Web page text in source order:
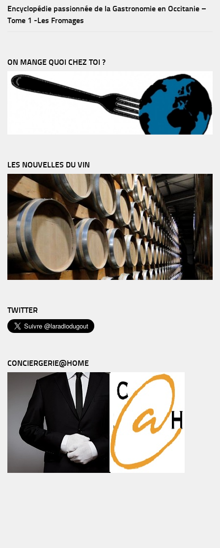
Encyclopédie passionnée de la Gastronomie en Occitanie –
Tome 1 -Les Fromages
ON MANGE QUOI CHEZ TOI ?
LES NOUVELLES DU VIN
TWITTER
CONCIERGERIE@HOME